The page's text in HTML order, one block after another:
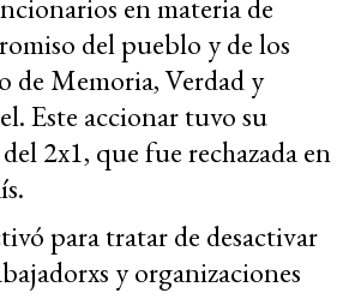
en materia de
del pueblo y de los
de Memoria, Verdad y
Este accionar tuvo su
2x1, que fue rechazada en
para tratar de desactivar
y organizaciones